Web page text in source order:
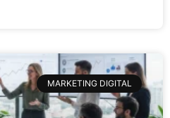
MARKETING DIGITAL